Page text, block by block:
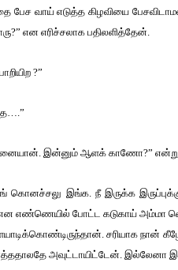
வாய் எடுத்த கிழவியை
என எரிச்சலாக பதிலளித்தேன்.
?”
இன்னும் ஆளக் காணோ?” என்று
கொனச்சலு இங்க. நீ இருக்க
எண்ணெயில் போட்ட கடுகாய் அம்மா
சரியாக நான்
அவுட்டாயிட்டேன். இல்லேனா